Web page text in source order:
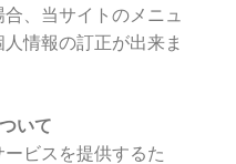
、当サイトのメニュ
情報の訂正が出来ま
いて
ビスを提供するた